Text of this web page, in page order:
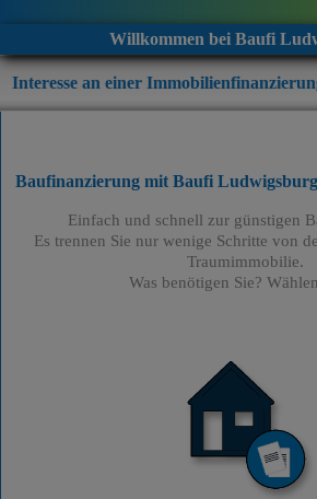
Willkommen bei Baufi
einer Immobilienfinanzierung? Prüfen
Baufinanzierung mit Baufi Ludwigsburg
Einfach und schnell zur günstigen
Es trennen Sie nur wenige Schritte von
Traumimmobilie.
Was benötigen Sie?